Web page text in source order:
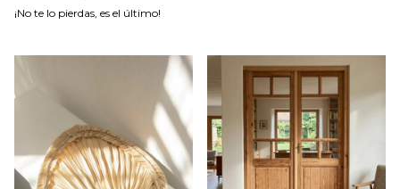
¡No te lo pierdas, es el último!